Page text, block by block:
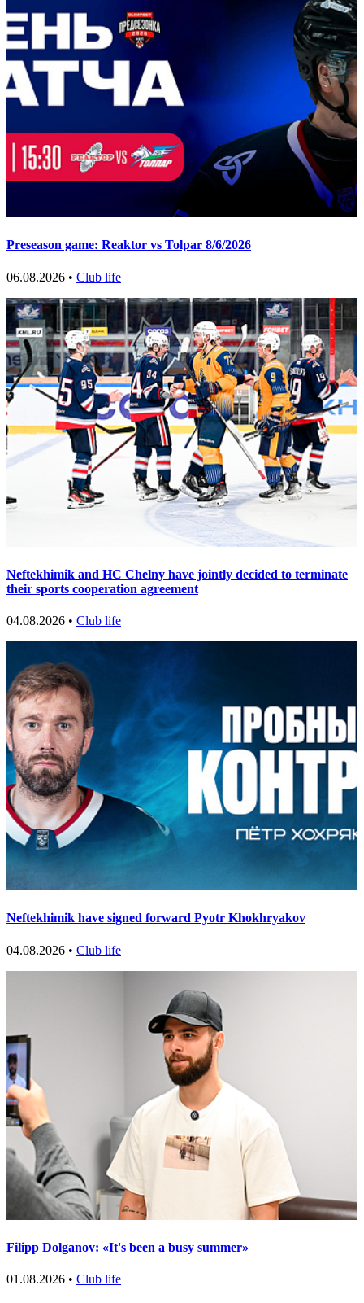
Preseason game: Reaktor vs Tolpar 8/6/2026
06.08.2026 • Club life
Neftekhimik and HC Chelny have jointly decided to terminate
their sports cooperation agreement
04.08.2026 • Club life
Neftekhimik have signed forward Pyotr Khokhryakov
04.08.2026 • Club life
Filipp Dolganov: «It's been a busy summer»
01.08.2026 • Club life